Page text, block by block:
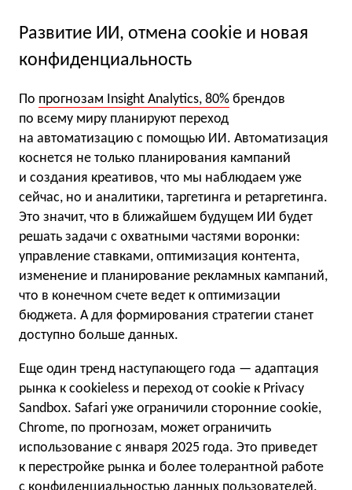
Развитие ИИ, отмена cookie и новая
конфиденциальность
По прогнозам Insight Analytics, 80% брендов
по всему миру планируют переход
на автоматизацию с помощью ИИ. Автоматизация
коснется не только планирования кампаний
и создания креативов, что мы наблюдаем уже
сейчас, но и аналитики, таргетинга и ретаргетинга.
Это значит, что в ближайшем будущем ИИ будет
решать задачи с охватными частями воронки:
управление ставками, оптимизация контента,
изменение и планирование рекламных кампаний,
что в конечном счете ведет к оптимизации
бюджета. А для формирования стратегии станет
доступно больше данных.
Еще один тренд наступающего года — адаптация
рынка к cookieless и переход от cookie к Privacy
Sandbox. Safari уже ограничили сторонние cookie,
Chrome, по прогнозам, может ограничить
использование с января 2025 года. Это приведет
к перестройке рынка и более толерантной работе
с конфиденциальностью данных пользователей.